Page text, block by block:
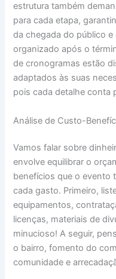
estrutura também
para cada etapa,
da chegada do público
organizado após o
de cronogramas estão
adaptados às suas
pois cada detalhe conta
Análise de Custo-
Vamos falar sobre
envolve equilibrar o
benefícios que o evento
cada gasto. Primeiro,
equipamentos,
licenças, materiais de
minucioso! A seguir,
o bairro, fomento do
comunidade e